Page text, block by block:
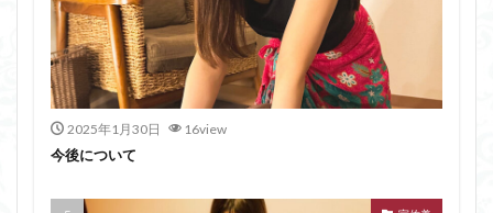
2025年1月30日 16view
今後について